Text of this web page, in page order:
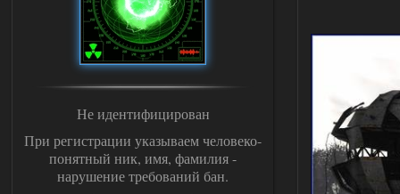
Не идентифицирован
При регистрации указываем человеко-
понятный ник, имя, фамилия -
нарушение требований бан.